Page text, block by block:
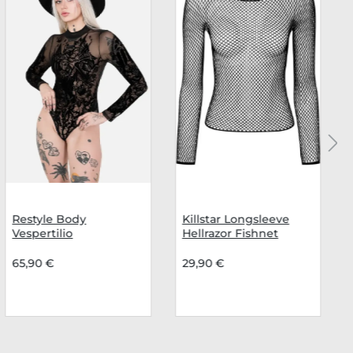
Restyle Body
Vespertilio
65,90 €
Killstar Longsleeve
Hellrazor Fishnet
29,90 €